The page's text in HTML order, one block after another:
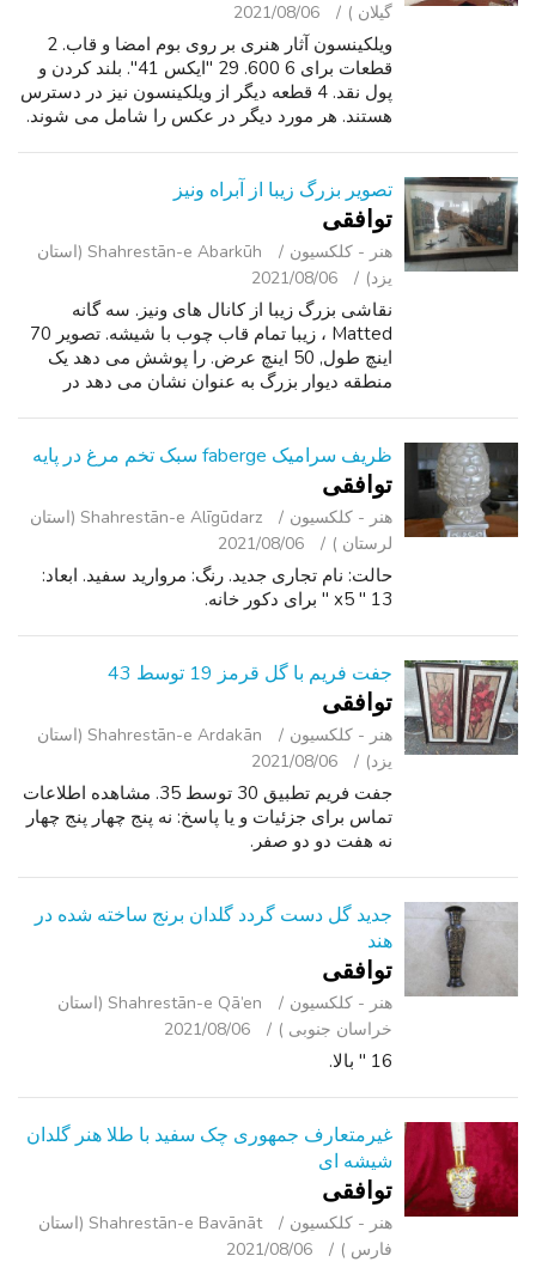
گیلان )
2021/08/06
ویلکینسون آثار هنری بر روی بوم امضا و قاب. 2
قطعات برای 6 600. 29 "ایکس 41". بلند کردن و
پول نقد. 4 قطعه دیگر از ویلکینسون نیز در دسترس
هستند. هر مورد دیگر در عکس را شامل می شوند.
تصویر بزرگ زیبا از آبراه ونیز
توافقی
هنر - کلکسیون
Shahrestān-e Abarkūh (استان
یزد)
2021/08/06
نقاشی بزرگ زیبا از کانال های ونیز. سه گانه
Matted ، زیبا تمام قاب چوب با شیشه. تصویر 70
اینچ طول, 50 اینچ عرض. را پوشش می دهد یک
منطقه دیوار بزرگ به عنوان نشان می دهد در
ظریف سرامیک faberge سبک تخم مرغ در پایه
توافقی
هنر - کلکسیون
Shahrestān-e Alīgūdarz (استان
لرستان )
2021/08/06
حالت: نام تجاری جدید. رنگ: مروارید سفید. ابعاد:
13 " x5 " برای دکور خانه.
جفت فریم با گل قرمز 19 توسط 43
توافقی
هنر - کلکسیون
Shahrestān-e Ardakān (استان
یزد)
2021/08/06
جفت فریم تطبیق 30 توسط 35. مشاهده اطلاعات
تماس برای جزئیات و یا پاسخ: نه پنج چهار پنج چهار
نه هفت دو دو صفر.
جدید گل دست گردد گلدان برنج ساخته شده در
هند
توافقی
هنر - کلکسیون
Shahrestān-e Qā’en (استان
خراسان جنوبی )
2021/08/06
16 " بالا.
غیرمتعارف جمهوری چک سفید با طلا هنر گلدان
شیشه ای
توافقی
هنر - کلکسیون
Shahrestān-e Bavānāt (استان
فارس )
2021/08/06